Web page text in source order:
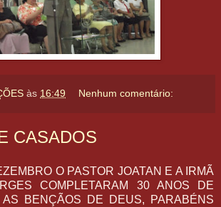
às 16:49 Nenhum comentário:
CASADOS
O PASTOR JOATAN E A IRMÃ
COMPLETARAM 30 ANOS DE
BENÇÃOS DE DEUS, PARABÉNS